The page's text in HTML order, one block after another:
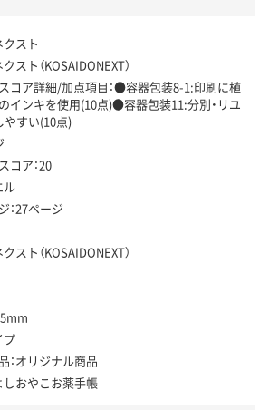
クスト
スト（KOSAIDONEXT）
コア詳細/加点項目：●容器包装8-1:印刷に植
インキを使用(10点)●容器包装11:分別・リユ
やすい(10点)
コア：20
ル
：27ページ
スト（KOSAIDONEXT）
プ
：オリジナル商品
しおやこお薬手帳